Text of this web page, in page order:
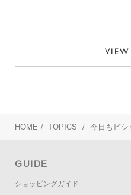
VIEW
HOME / TOPICS / 今日もビ
GUIDE
ショッピングガイド